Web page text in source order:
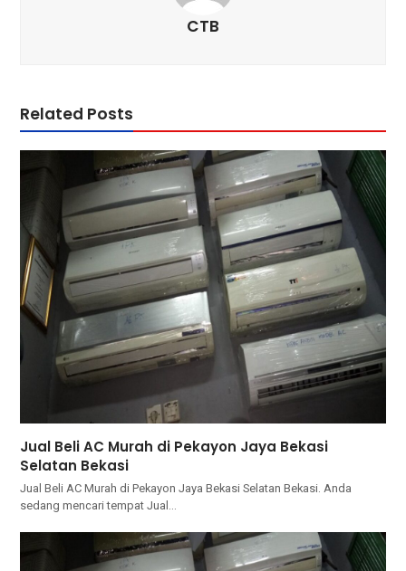
CTB
Related Posts
Jual Beli AC Murah di Pekayon Jaya Bekasi
Selatan Bekasi
Jual Beli AC Murah di Pekayon Jaya Bekasi Selatan Bekasi. Andа
ѕеdаng mencari tempat Jual…